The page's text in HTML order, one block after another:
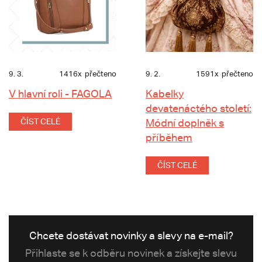
9. 3. 1416x přečteno
V hlavní roli - FAGOLA
ČÍST CELÉ
9. 2. 1591x přečteno
Kabelky
devatenáctého století:
Módní doplněk s
příběhem
ČÍST CELÉ
Chcete dostávat novinky a slevy na e-mail?
Přihlaste se k odběru novinek a získejte slevu